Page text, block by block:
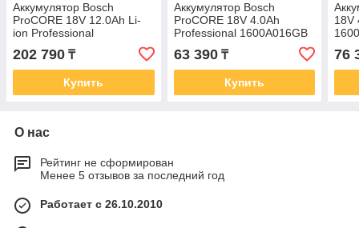
Аккумулятор Bosch
ProCORE 18V 12.0Ah Li-
ion Professional
1600A016GU
202 790 ₸
Купить
Аккумулятор Bosch
ProCORE 18V 4.0Ah
Professional 1600A016GB
63 390₸
Купить
18V
76
О нас
Рейтинг не сформирован
Менее 5 отзывов за последний год
Работает с 26.10.2010